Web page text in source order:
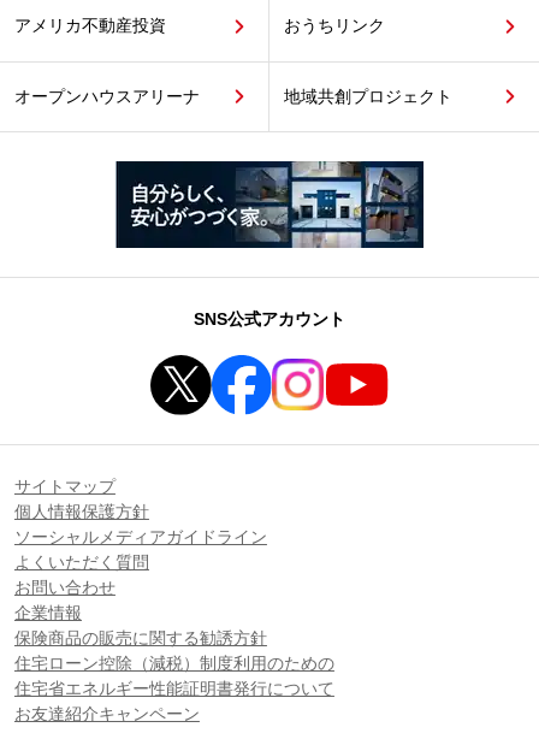
アメリカ不動産投資 おうちリンク
オープンハウスアリーナ 地域共創プロジェクト
SNS公式アカウント
サイトマップ
個人情報保護方針
ソーシャルメディアガイドライン
よくいただく質問
お問い合わせ
企業情報
保険商品の販売に関する勧誘方針
住宅ローン控除（減税）制度利用のための
住宅省エネルギー性能証明書発行について
お友達紹介キャンペーン